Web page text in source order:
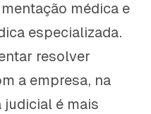
médica e
especializada.
resolver
a empresa, na
judicial é mais